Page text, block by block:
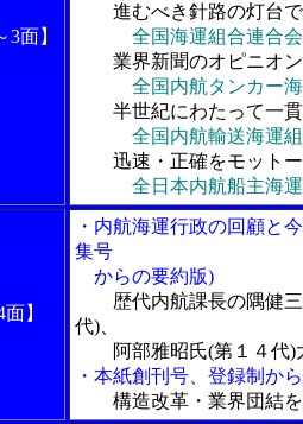
3面】
進むべき針路の灯台で
全国海運組合連合
業界新聞のオピニオン
全国内航タンカー
半世紀にわたって一貫
全国内航輸送海運
迅速・正確をモットー
全日本内航船主海
】
・内航海運行政の回顧と
集号
からの要約版)
歴代内航課長の隅健
代)、
阿部雅昭氏(第１４代)
・本紙創刊号、登録制か
構造改革・業界団結